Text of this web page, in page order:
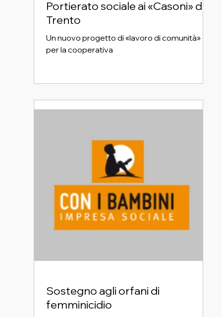
Portierato sociale ai «Casoni» di
Trento
Un nuovo progetto di «lavoro di comunità»
per la cooperativa
Sostegno agli orfani di
femminicidio